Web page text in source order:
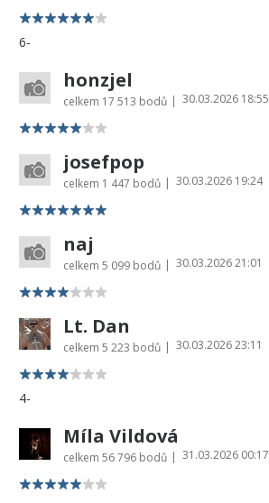
6-
honzjel
celkem 17 513 bodů | 30.03.2026 18:55
josefpop
celkem 1 447 bodů | 30.03.2026 19:24
naj
celkem 5 099 bodů | 30.03.2026 21:01
Lt. Dan
celkem 5 223 bodů | 30.03.2026 23:11
4-
Míla Vildová
celkem 56 796 bodů | 31.03.2026 00:17